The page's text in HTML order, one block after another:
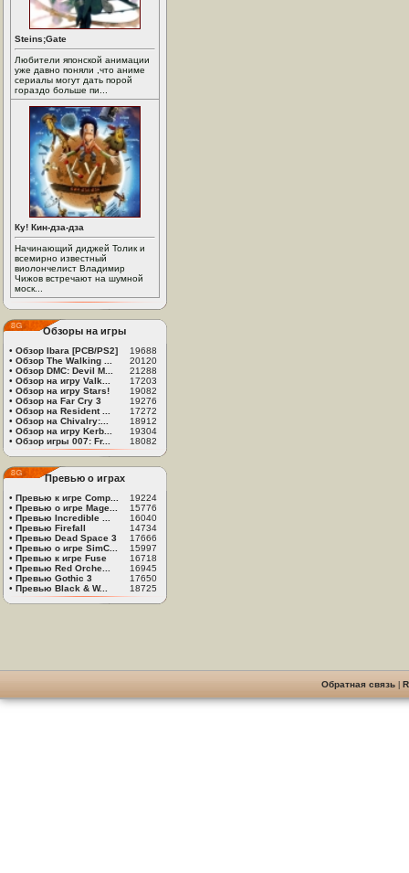
Steins;Gate
Любители японской анимации
уже давно поняли ,что аниме
сериалы могут дать порой
гораздо больше пи...
Ку! Кин-дза-дза
Начинающий диджей Толик и
всемирно известный
виолончелист Владимир
Чижов встречают на шумной
моск...
Обзоры на игры
• Обзор Ibara [PCB/PS2]
19688
• Обзор The Walking ...
20120
• Обзор DMC: Devil M...
21288
• Обзор на игру Valk...
17203
• Обзор на игру Stars!
19082
• Обзор на Far Cry 3
19276
• Обзор на Resident ...
17272
• Обзор на Chivalry:...
18912
• Обзор на игру Kerb...
19304
• Обзор игры 007: Fr... 18082
Превью о играх
• Превью к игре Comp...
19224
• Превью о игре Mage...
15776
• Превью Incredible ...
16040
• Превью Firefall
14734
• Превью Dead Space 3
17666
• Превью о игре SimC...
15997
• Превью к игре Fuse
16718
• Превью Red Orche...
16945
• Превью Gothic 3
17650
• Превью Black & W... 18725
Обратная связь